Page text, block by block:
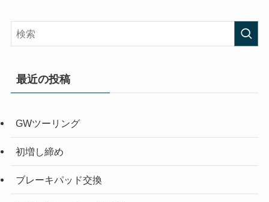
最近の投稿
GWツーリング
初増し締め
ブレーキパッド交換